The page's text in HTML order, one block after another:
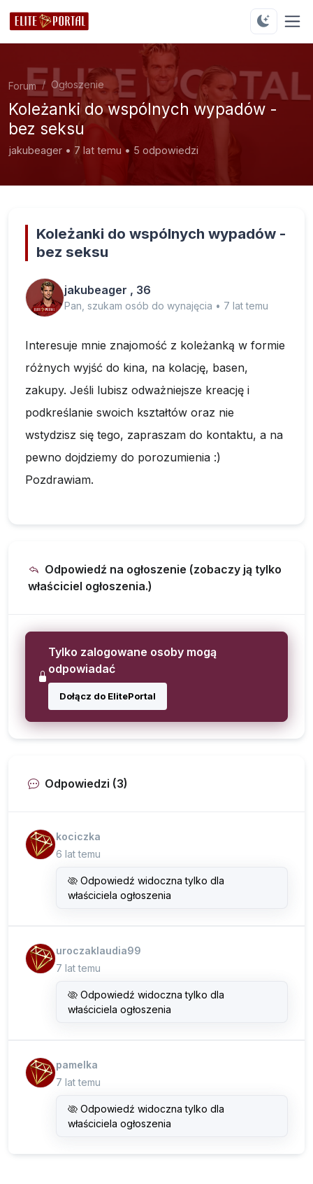
Forum Ogłoszenie
Koleżanki do wspólnych wypadów -
bez seksu
jakubeager • 7 lat temu • 5 odpowiedzi
Koleżanki do wspólnych wypadów -
bez seksu
jakubeager , 36
Pan, szukam osób do wynajęcia • 7 lat temu
Interesuje mnie znajomość z koleżanką w formie
różnych wyjść do kina, na kolację, basen,
zakupy. Jeśli lubisz odważniejsze kreację i
podkreślanie swoich kształtów oraz nie
wstydzisz się tego, zapraszam do kontaktu, a na
pewno dojdziemy do porozumienia :)
Pozdrawiam.
Odpowiedź na ogłoszenie (zobaczy ją tylko
właściciel ogłoszenia.)
Tylko zalogowane osoby mogą
odpowiadać
Dołącz do ElitePortal
Odpowiedzi (3)
kociczka
6 lat temu
Odpowiedź widoczna tylko dla
właściciela ogłoszenia
uroczaklaudia99
7 lat temu
Odpowiedź widoczna tylko dla
właściciela ogłoszenia
pamelka
7 lat temu
Odpowiedź widoczna tylko dla
właściciela ogłoszenia